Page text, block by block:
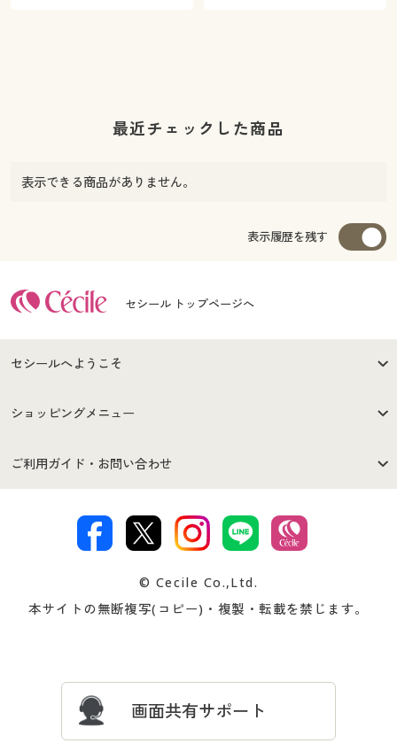
最近チェックした商品
表示できる商品がありません。
表示履歴を残す
セシール トップページへ
セシールへようこそ
はじめての方へ
セシールご利用規約
著作権・商標について 会社案内
ショッピングメニュー
商品カテゴリ
プレゼント＆キャンペーン サイトマップ
ご利用ガイド・お問い合わせ
交換・返品は お支払は
ついて
忘れの場合
© Cecile Co.,Ltd.
本サイトの無断複写(コピー)・複製・転載を禁じます。
画面共有サポート